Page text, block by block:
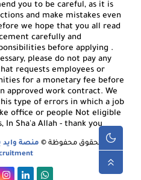
you to be careful, as it is
and make mistakes even
we hope that you all read
carefully and
before applying .
please do not pay any
requests employees or
for a monetary fee before
approved work contract. We
type of errors in which a job
office or people Not eligible
In Sha'a Allah - thank you
جميع الحقوق محفوظة ©